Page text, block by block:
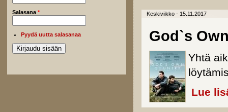
Salasana *
Pyydä uutta salasanaa
Keskiviikko - 15.11.2017
God`s
Yhtä
Lue